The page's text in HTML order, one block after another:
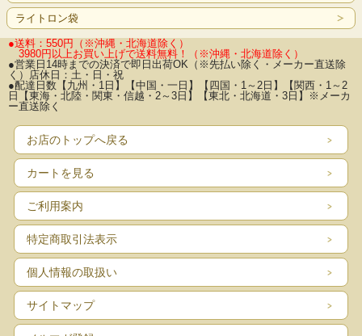
ライトロン袋
●送料：550円（※沖縄・北海道除く）
3980円以上お買い上げで送料無料！
（※沖縄・北海道除く）
●営業日14時までの決済で即日出荷OK（※先払い除く・メーカー直送除
く）店休日：土・日・祝
●配達日数【九州・1日】【中国・一日】【四国・1～2日】【関西・1～2
日【東海・北陸・関東・信越・2～3日】【東北・北海道・3日】※メーカ
ー直送除く
お店のトップへ戻る
カートを見る
ご利用案内
特定商取引法表示
個人情報の取扱い
サイトマップ